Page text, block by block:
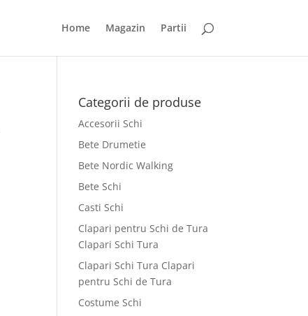
Home Magazin Partii
Categorii de produse
Accesorii Schi
Bete Drumetie
Bete Nordic Walking
Bete Schi
Casti Schi
Clapari pentru Schi de Tura
Clapari Schi Tura
Clapari Schi Tura Clapari
pentru Schi de Tura
Costume Schi